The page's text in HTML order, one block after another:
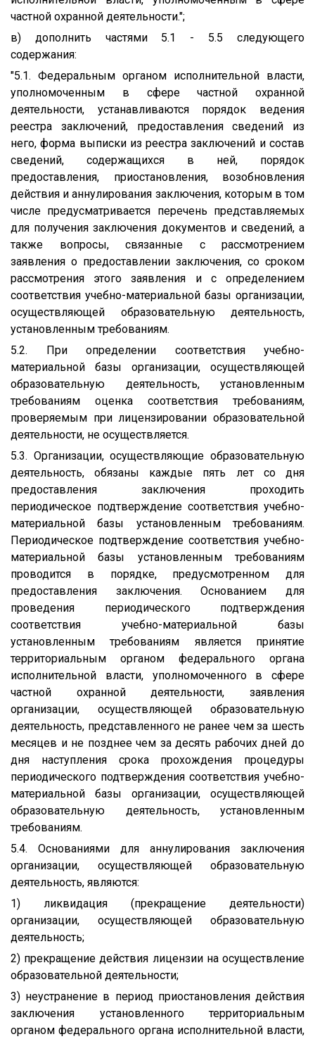
частной охранной деятельности.";
в) дополнить частями 5.1 - 5.5 следующего
содержания:
"5.1. Федеральным органом исполнительной власти,
уполномоченным в сфере частной охранной
деятельности, устанавливаются порядок ведения
реестра заключений, предоставления сведений из
него, форма выписки из реестра заключений и состав
сведений, содержащихся в ней, порядок
предоставления, приостановления, возобновления
действия и аннулирования заключения, которым в том
числе предусматривается перечень представляемых
для получения заключения документов и сведений, а
также вопросы, связанные с рассмотрением
заявления о предоставлении заключения, со сроком
рассмотрения этого заявления и с определением
соответствия учебно-материальной базы организации,
осуществляющей образовательную деятельность,
установленным требованиям.
5.2. При определении соответствия учебно-
материальной базы организации, осуществляющей
образовательную деятельность, установленным
требованиям оценка соответствия требованиям,
проверяемым при лицензировании образовательной
деятельности, не осуществляется.
5.3. Организации, осуществляющие образовательную
деятельность, обязаны каждые пять лет со дня
предоставления заключения проходить
периодическое подтверждение соответствия учебно-
материальной базы установленным требованиям.
Периодическое подтверждение соответствия учебно-
материальной базы установленным требованиям
проводится в порядке, предусмотренном для
предоставления заключения. Основанием для
проведения периодического подтверждения
соответствия учебно-материальной базы
установленным требованиям является принятие
территориальным органом федерального органа
исполнительной власти, уполномоченного в сфере
частной охранной деятельности, заявления
организации, осуществляющей образовательную
деятельность, представленного не ранее чем за шесть
месяцев и не позднее чем за десять рабочих дней до
дня наступления срока прохождения процедуры
периодического подтверждения соответствия учебно-
материальной базы организации, осуществляющей
образовательную деятельность, установленным
требованиям.
5.4. Основаниями для аннулирования заключения
организации, осуществляющей образовательную
деятельность, являются:
1) ликвидация (прекращение деятельности)
организации, осуществляющей образовательную
деятельность;
2) прекращение действия лицензии на осуществление
образовательной деятельности;
3) неустранение в период приостановления действия
заключения установленного территориальным
органом федерального органа исполнительной власти,